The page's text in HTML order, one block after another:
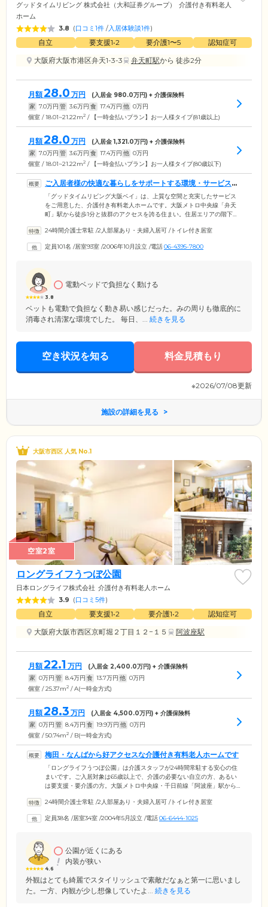
グッドタイムリビング 株式会社（大和証券グループ）
介護付き有料老人
ホーム
3.8 (口コミ1件 /入居体験談1件)
自立 要支援1•2 要介護1〜5
認知症可
大阪府大阪市港区弁天1-3-3
弁天町駅から 徒歩2分
月額28.0 万円 (入居金 980.0万円) + 介護保険料
家 7.0万円 管 3.6万円 食 17.4万円 他 0万円
個室 / 18.01~21.22m2 / 【一時金払いプラン】お一人様タイプ(81歳以上)
月額28.0 万円 (入居金1,321.0万円) + 介護保険料
家 7.0万円 管 3.6万円 食 17.4万円 他 0万円
個室 / 18.01~21.22m2 / 【一時金払いプラン】お一人様タイプ(80歳以下)
ご入居者様の快適な暮らしをサポートする環境・サービスを
整えています
「グッドタイムリビング大阪ベイ」は、上質な空間と充実したサービス
をご用意した、介護付き有料老人ホームです。大阪メトロ中央線「弁天
町」駅から徒歩1分と抜群のアクセスを誇る住まい。住居エリアの階下に
ど、お買い物から通院まで必要な施設が揃った利便性の高さが魅力で
ポート。毎日介護を担当するケアアテンダントと、健康管理を行う看護
24時間介護士常駐 /2人部屋あり・夫婦入居可 /トイレ付き居室
定員101名 /居室93室 /2006年10月設立 /電話06-4395-7800
3.8
電動ベッドで負担なく動ける
ベットも電動で負担なく動き易い感じだった。みの周りも徹底的に
消毒され清潔な環境でした。 毎日、... 続きを見る
空き状況を知る 料金見積もり
※2026/07/08更新
施設の詳細を見る
大阪市西区 人気 No.1
空室2室
ロングライフうつぼ公園
日本ロングライフ株式会社 介護付き有料老人ホーム
3.9 (口コミ5件)
自立 要支援1•2 要介護1•2
認知症可
大阪府大阪市西区京町堀２丁目１２−１５
阿波座駅
月額22.1 万円 (入居金 2,400.0万円) + 介護保険料
家 0万円 管 8.4万円 食 13.7万円 他 0万円
個室 / 25.37m2 / A(一時金方式)
月額28.3 万円 (入居金 4,500.0万円) + 介護保険料
家 0万円 管 8.4万円 食 19.9万円 他 0万円
個室 / 50.74m2 / B(一時金方式)
梅田・なんばから好アクセスな介護付き有料老人ホームです
「ロングライフうつぼ公園」は介護スタッフが24時間常駐する安心の住
まいです。ご入居対象は65歳以上で、介護の必要ない自立の方、あるい
は要支援・要介護の方。大阪メトロ中央線・千日前線「阿波座」駅から
公園」は都会にありながら自然を身近に感じることができる、人々の憩
ほか、近隣ではカフェ巡りを楽しめるなど、介護が必要な方にはもちろ
24時間介護士常駐 /2人部屋あり・夫婦入居可 /トイレ付き居室
定員38名 /居室34室 /2004年5月設立 /電話06-6444-1025
4.6
公園が近くにある
内装が狭い
外観はとても綺麗でスタイリッシュで素敵だなぁと第一に思いまし
た。一方、内観が少し想像していたよ... 続きを見る